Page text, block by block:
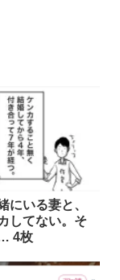
にいる妻と、
してない。そ
4枚